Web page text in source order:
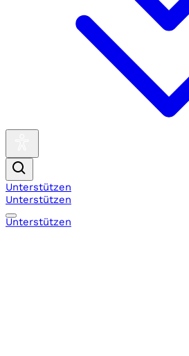
Unterstützen
Unterstützen
Unterstützen